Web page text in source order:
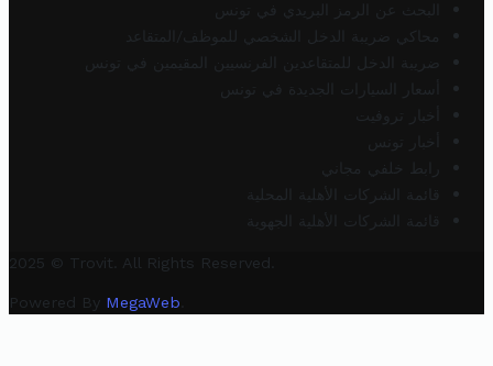
البحث عن الرمز البريدي في تونس
محاكي ضريبة الدخل الشخصي للموظف/المتقاعد
ضريبة الدخل للمتقاعدين الفرنسيين المقيمين في تونس
أسعار السيارات الجديدة في تونس
أخبار تروفيت
أخبار تونس
رابط خلفي مجاني
قائمة الشركات الأهلية المحلية
قائمة الشركات الأهلية الجهوية
2025 © Trovit. All Rights Reserved.
Powered By MegaWeb